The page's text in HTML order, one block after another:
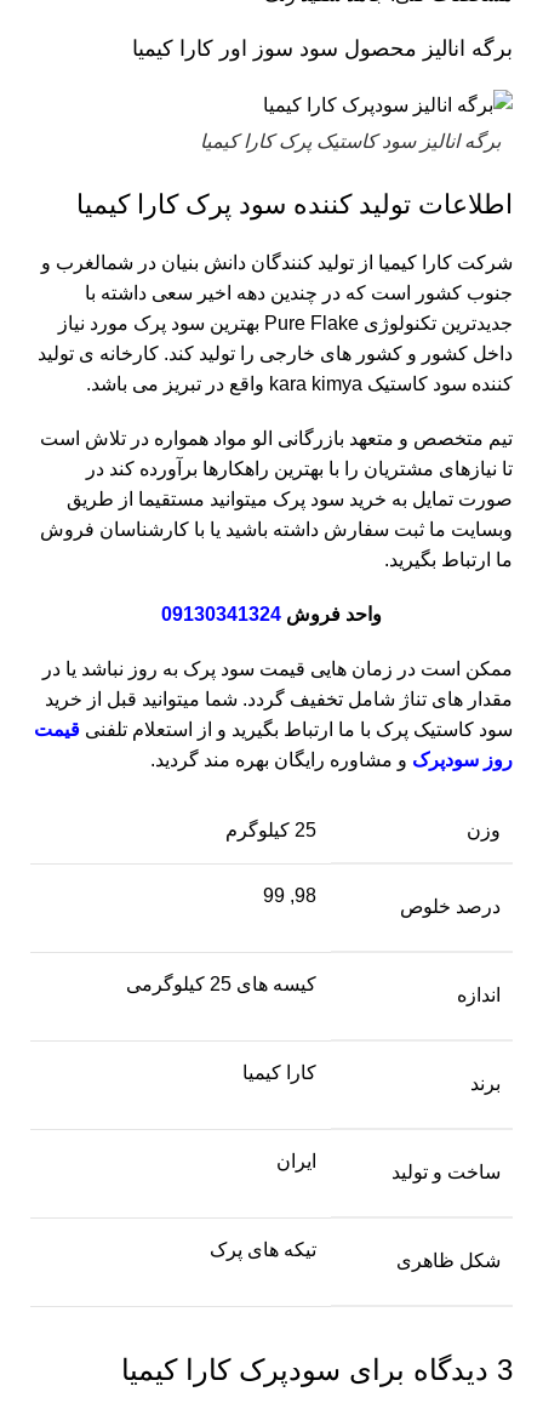
برگه انالیز محصول سود سوز اور کارا کیمیا
برگه انالیز سود کاستیک پرک کارا کیمیا
اطلاعات تولید کننده سود پرک کارا کیمیا
شرکت کارا کیمیا از تولید کنندگان دانش بنیان در شمالغرب و
جنوب کشور است که در چندین دهه اخیر سعی داشته با
جدیدترین تکنولوژی Pure Flake بهترین سود پرک مورد نیاز
داخل کشور و کشور های خارجی را تولید کند. کارخانه ی تولید
کننده سود کاستیک kara kimya واقع در تبریز می باشد.
تیم متخصص و متعهد بازرگانی الو مواد همواره در تلاش است
تا نیازهای مشتریان را با بهترین راهکارها برآورده کند در
صورت تمایل به خرید سود پرک میتوانید مستقیما از طریق
وبسایت ما ثبت سفارش داشته باشید یا با کارشناسان فروش
ما ارتباط بگیرید.
واحد فروش 09130341324
ممکن است در زمان هایی قیمت سود پرک به روز نباشد یا در
مقدار های تناژ شامل تخفیف گردد. شما میتوانید قبل از خرید
سود کاستیک پرک با ما ارتباط بگیرید و از استعلام تلفنی قیمت
روز سودپرک و مشاوره رایگان بهره مند گردید.
وزن 25 کیلوگرم
درصد خلوص
98, 99
اندازه
کیسه های 25 کیلوگرمی
برند
کارا کیمیا
ساخت و تولید
ایران
شکل ظاهری
تیکه های پرک
3 دیدگاه برای سودپرک کارا کیمیا